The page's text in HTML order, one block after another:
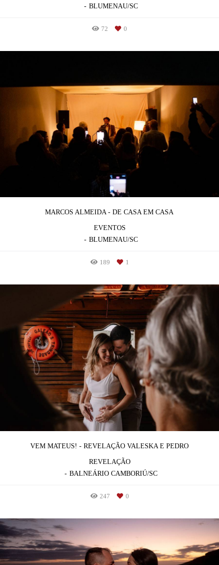
BLUMENAU/SC
72 0
MARCOS ALMEIDA - DE CASA EM CASA
EVENTOS
BLUMENAU/SC
189 1
VEM MATEUS! - REVELAÇÃO VALESKA E PEDRO
REVELAÇÃO
BALNEÁRIO CAMBORIÚ/SC
247 0